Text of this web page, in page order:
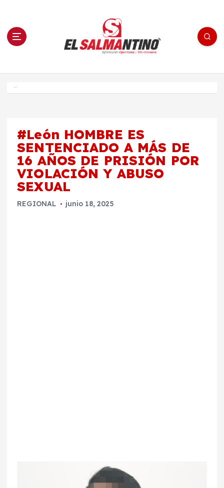
n El Salmantino - medios/noticias/editorial
#León HOMBRE ES
SENTENCIADO A MÁS DE
16 AÑOS DE PRISIÓN POR
VIOLACIÓN Y ABUSO
SEXUAL
REGIONAL junio 18, 2025